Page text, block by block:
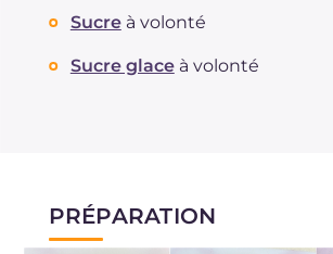
Sucre à volonté
Sucre glace à volonté
PRÉPARATION